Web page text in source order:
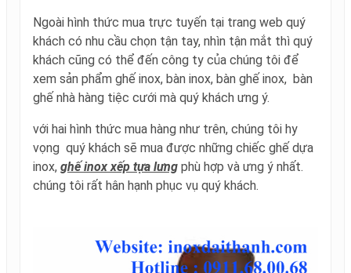
Ngoài hình thức mua trực tuyến tại trang web quý
khách có nhu cầu chọn tận tay, nhìn tận mắt thì quý
khách cũng có thể đến công ty của chúng tôi để
xem sản phẩm ghế inox, bàn inox, bàn ghế inox, bàn
ghế nhà hàng tiệc cưới mà quý khách ưng ý.
với hai hình thức mua hàng như trên, chúng tôi hy
vọng quý khách sẽ mua được những chiếc ghế dựa
inox, ghế inox xếp tựa lưng phù hợp và ưng ý nhất.
chúng tôi rất hân hạnh phục vụ quý khách.